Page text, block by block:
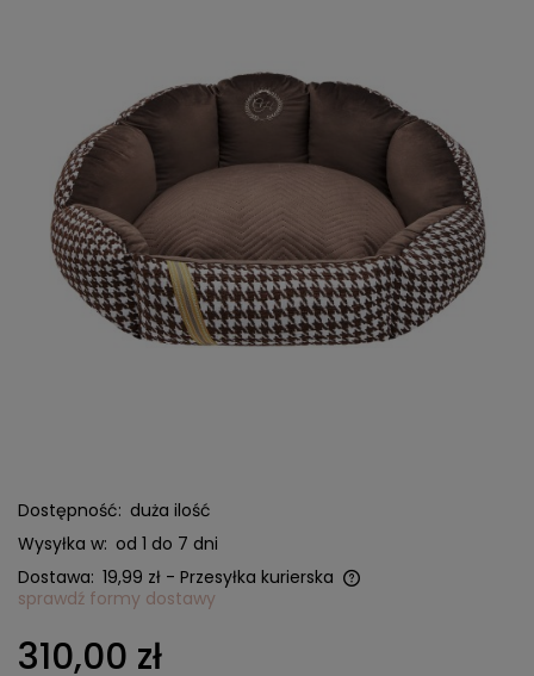
Dostępność: duża ilość
Wysyłka w: od 1 do 7 dni
Dostawa: 19,99 zł - Przesyłka kurierska
Cena nie zawiera ewentualnych kosztów płatności
sprawdź formy dostawy
310,00 zł